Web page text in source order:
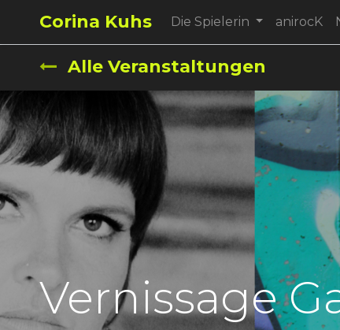
Corina Kuhs Die Spielerin anirocK
Alle Veranstaltungen
Vernissage